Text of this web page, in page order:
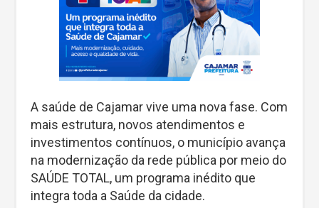
A saúde de Cajamar vive uma nova fase. Com
mais estrutura, novos atendimentos e
investimentos contínuos, o município avança
na modernização da rede pública por meio do
SAÚDE TOTAL, um programa inédito que
integra toda a Saúde da cidade.